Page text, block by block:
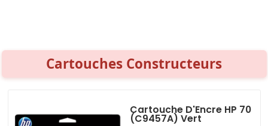
Cartouches Constructeurs
Cartouche D'Encre HP 70
(C9457A) Vert